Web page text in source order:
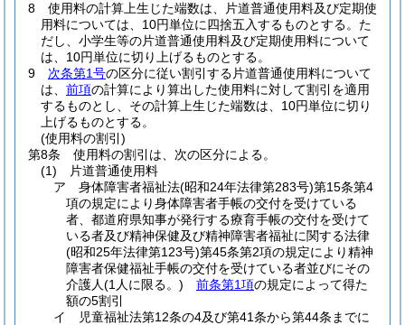
8
使用料の計算上生じた端数は、片道普通使用料及び定期使
用料については、10円単位に四捨五入するものとする。 た
だし、小学生等の片道普通使用料及び定期使用料について
は、10円単位に切り上げるものとする。
9
次条第1号の区分に従い割引する片道普通使用料について
は、 前項の計算により算出した使用料に対して割引を適用
するものとし、その計算上生じた端数は、10円単位に切り
上げるものとする。
(使用料の割引)
第8条
使用料の割引は、次の区分による。
(1)
片道普通使用料
ア
身体障害者福祉法(昭和24年法律第283号)第15条第4
項の規定により身体障害者手帳の交付を受けている
者、都道府県知事が発行する療育手帳の交付を受けて
いる者及び精神保健及び精神障害者福祉に関する法律
(昭和25年法律第123号)第45条第2項の規定により精神
障害者保健福祉手帳の交付を受けている者並びにその
介護人(1人に限る。) 前条第1項の規定によって得た
額の5割引
イ
児童福祉法第12条の4及び第41条から第44条までに